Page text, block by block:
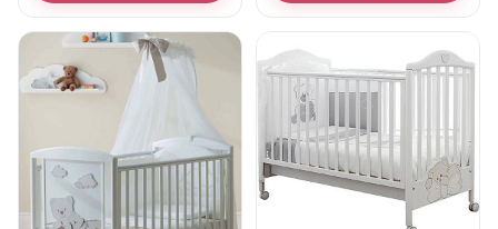
нет в продаже